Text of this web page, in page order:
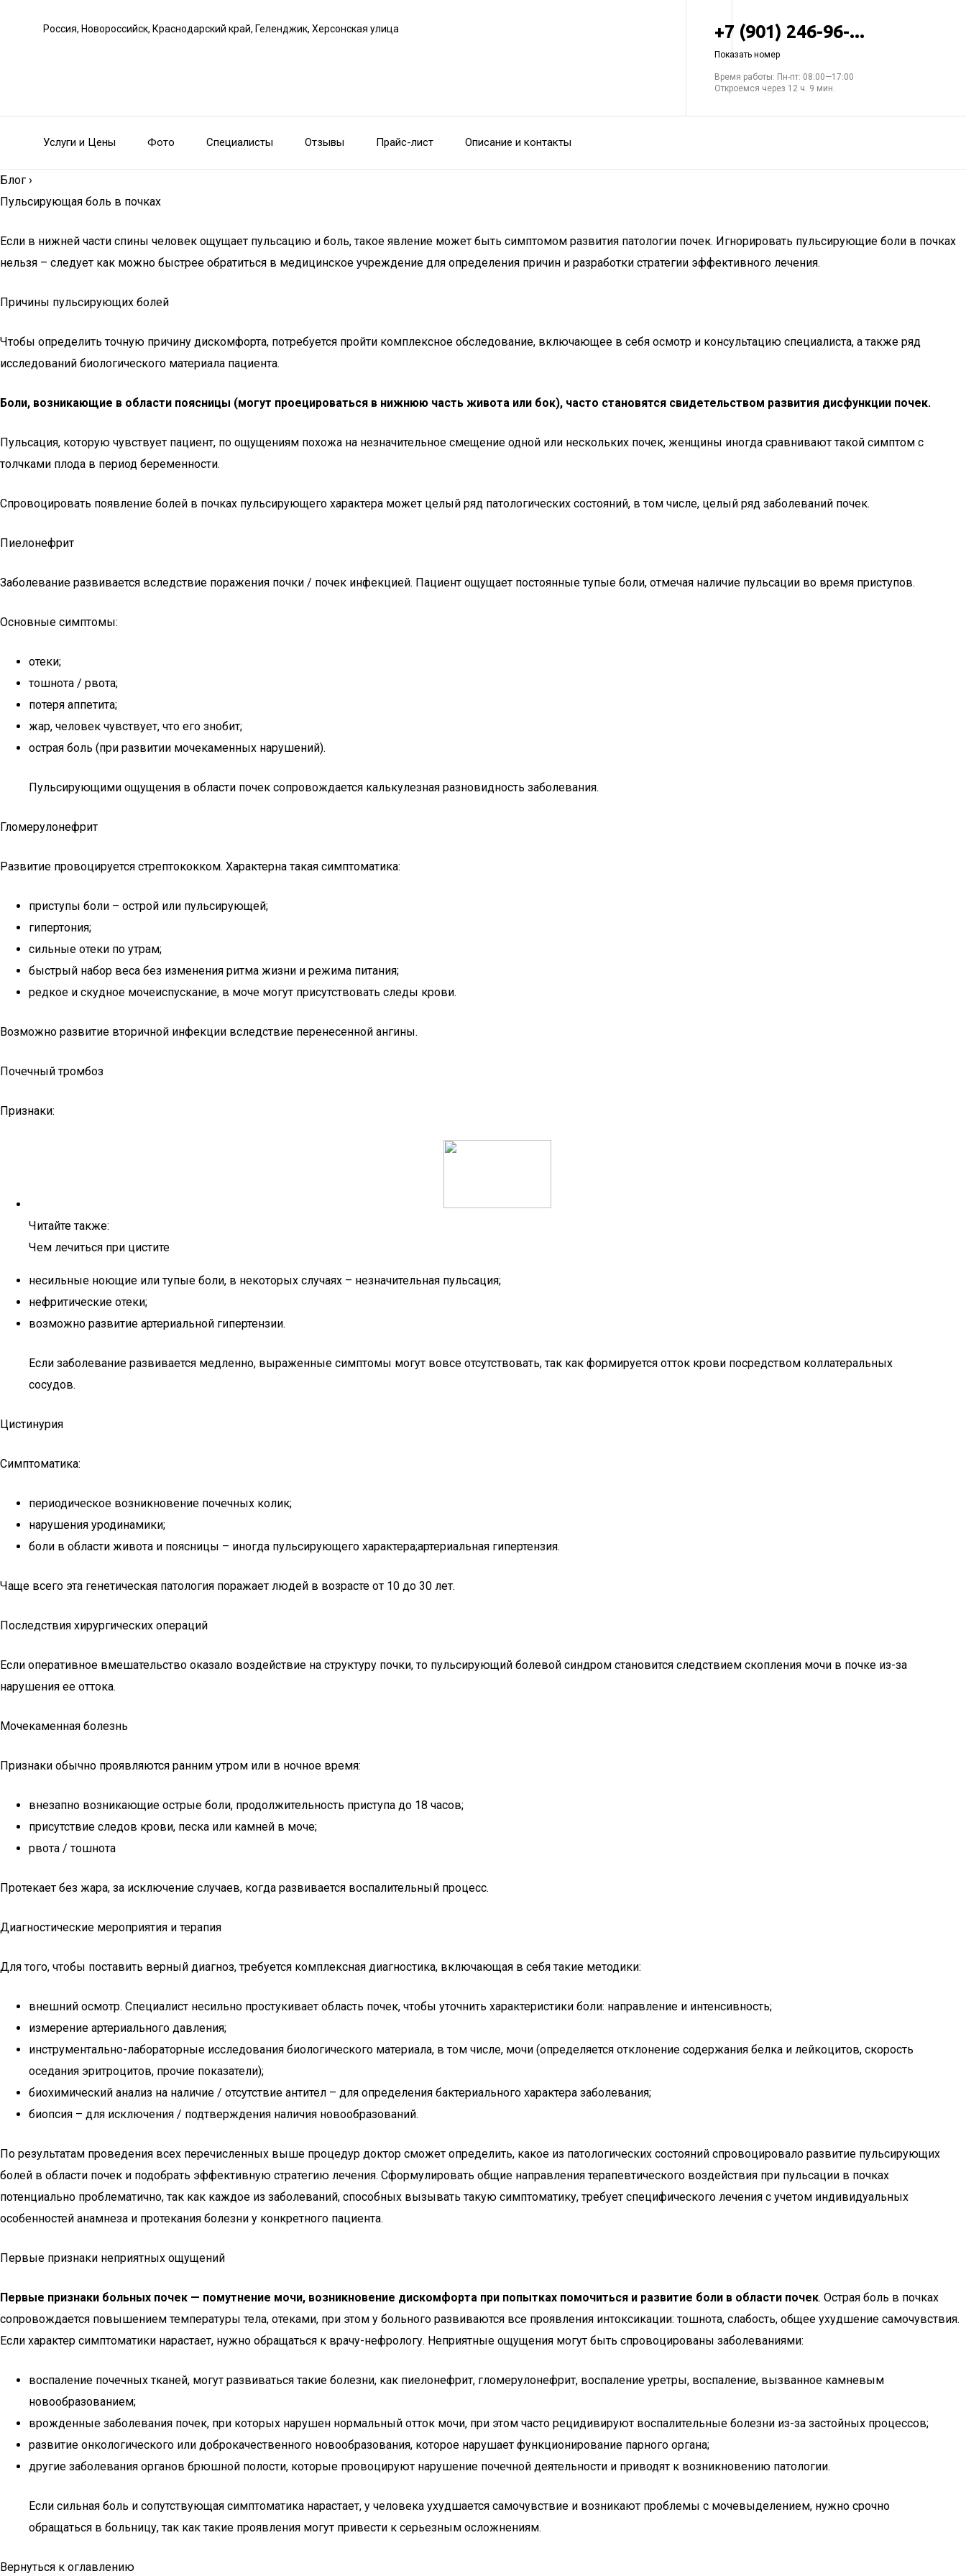
Россия, Новороссийск, Краснодарский край, Геленджик, Херсонская улица +7 (901) 246-96-...
Показать номер
Время работы: Пн-пт: 08:00—17:00
Откроемся через 12 ч. 9 мин.
Услуги и Цены Фото Специалисты Отзывы Прайс-лист Описание и контакты
Блог ›
Пульсирующая боль в почках
Если в нижней части спины человек ощущает пульсацию и боль, такое явление может быть симптомом развития патологии почек. Игнорировать пульсирующие боли в почках
нельзя – следует как можно быстрее обратиться в медицинское учреждение для определения причин и разработки стратегии эффективного лечения.
Причины пульсирующих болей
Чтобы определить точную причину дискомфорта, потребуется пройти комплексное обследование, включающее в себя осмотр и консультацию специалиста, а также ряд
исследований биологического материала пациента.
Боли, возникающие в области поясницы (могут проецироваться в нижнюю часть живота или бок), часто становятся свидетельством развития дисфункции почек.
Пульсация, которую чувствует пациент, по ощущениям похожа на незначительное смещение одной или нескольких почек, женщины иногда сравнивают такой симптом с
толчками плода в период беременности.
Спровоцировать появление болей в почках пульсирующего характера может целый ряд патологических состояний, в том числе, целый ряд заболеваний почек.
Пиелонефрит
Заболевание развивается вследствие поражения почки / почек инфекцией. Пациент ощущает постоянные тупые боли, отмечая наличие пульсации во время приступов.
Основные симптомы:
отеки;
тошнота / рвота;
потеря аппетита;
жар, человек чувствует, что его знобит;
острая боль (при развитии мочекаменных нарушений).
Пульсирующими ощущения в области почек сопровождается калькулезная разновидность заболевания.
Гломерулонефрит
Развитие провоцируется стрептококком. Характерна такая симптоматика:
приступы боли – острой или пульсирующей;
гипертония;
сильные отеки по утрам;
быстрый набор веса без изменения ритма жизни и режима питания;
редкое и скудное мочеиспускание, в моче могут присутствовать следы крови.
Возможно развитие вторичной инфекции вследствие перенесенной ангины.
Почечный тромбоз
Признаки:
Читайте также:
Чем лечиться при цистите
несильные ноющие или тупые боли, в некоторых случаях – незначительная пульсация;
нефритические отеки;
возможно развитие артериальной гипертензии.
Если заболевание развивается медленно, выраженные симптомы могут вовсе отсутствовать, так как формируется отток крови посредством коллатеральных
сосудов.
Цистинурия
Симптоматика:
периодическое возникновение почечных колик;
нарушения уродинамики;
боли в области живота и поясницы – иногда пульсирующего характера;артериальная гипертензия.
Чаще всего эта генетическая патология поражает людей в возрасте от 10 до 30 лет.
Последствия хирургических операций
Если оперативное вмешательство оказало воздействие на структуру почки, то пульсирующий болевой синдром становится следствием скопления мочи в почке из-за
нарушения ее оттока.
Мочекаменная болезнь
Признаки обычно проявляются ранним утром или в ночное время:
внезапно возникающие острые боли, продолжительность приступа до 18 часов;
присутствие следов крови, песка или камней в моче;
рвота / тошнота
Протекает без жара, за исключение случаев, когда развивается воспалительный процесс.
Диагностические мероприятия и терапия
Для того, чтобы поставить верный диагноз, требуется комплексная диагностика, включающая в себя такие методики:
внешний осмотр. Специалист несильно простукивает область почек, чтобы уточнить характеристики боли: направление и интенсивность;
измерение артериального давления;
инструментально-лабораторные исследования биологического материала, в том числе, мочи (определяется отклонение содержания белка и лейкоцитов, скорость
оседания эритроцитов, прочие показатели);
биохимический анализ на наличие / отсутствие антител – для определения бактериального характера заболевания;
биопсия – для исключения / подтверждения наличия новообразований.
По результатам проведения всех перечисленных выше процедур доктор сможет определить, какое из патологических состояний спровоцировало развитие пульсирующих
болей в области почек и подобрать эффективную стратегию лечения. Сформулировать общие направления терапевтического воздействия при пульсации в почках
потенциально проблематично, так как каждое из заболеваний, способных вызывать такую симптоматику, требует специфического лечения с учетом индивидуальных
особенностей анамнеза и протекания болезни у конкретного пациента.
Первые признаки неприятных ощущений
Первые признаки больных почек — помутнение мочи, возникновение дискомфорта при попытках помочиться и развитие боли в области почек. Острая боль в почках
сопровождается повышением температуры тела, отеками, при этом у больного развиваются все проявления интоксикации: тошнота, слабость, общее ухудшение самочувствия.
Если характер симптоматики нарастает, нужно обращаться к врачу-нефрологу. Неприятные ощущения могут быть спровоцированы заболеваниями:
воспаление почечных тканей, могут развиваться такие болезни, как пиелонефрит, гломерулонефрит, воспаление уретры, воспаление, вызванное камневым
новообразованием;
врожденные заболевания почек, при которых нарушен нормальный отток мочи, при этом часто рецидивируют воспалительные болезни из-за застойных процессов;
развитие онкологического или доброкачественного новообразования, которое нарушает функционирование парного органа;
другие заболевания органов брюшной полости, которые провоцируют нарушение почечной деятельности и приводят к возникновению патологии.
Если сильная боль и сопутствующая симптоматика нарастает, у человека ухудшается самочувствие и возникают проблемы с мочевыделением, нужно срочно
обращаться в больницу, так как такие проявления могут привести к серьезным осложнениям.
Вернуться к оглавлению